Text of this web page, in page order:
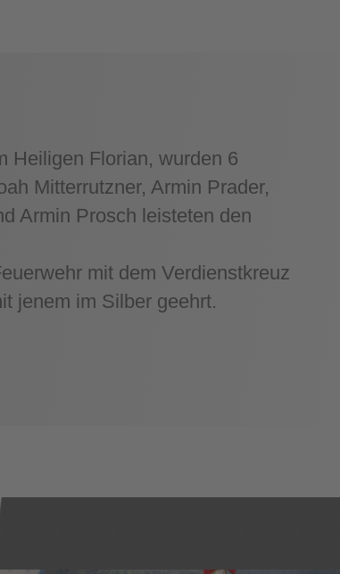
Heiligen Florian, wurden 6
Mitterrutzner, Armin Prader,
Armin Prosch leisteten den
mit dem Verdienstkreuz
jenem im Silber geehrt.